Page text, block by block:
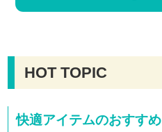
HOT TOPIC
快適アイテムのおすすめ